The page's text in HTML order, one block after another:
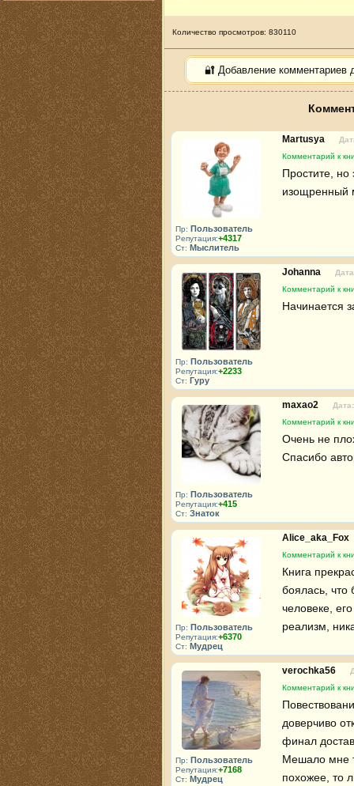
Количество просмотров: 830110
🔐 Добавление комментариев
Пр: Пользователь
Репутация:+4317
Ст: Мыслитель
Martusya
Комментарий к
Простите, но
изощренный
Пр: Пользователь
Репутация:+2233
Ст: Гуру
Johanna
Комментарий к
Начинается
Пр: Пользователь
Репутация:+415
Ст: Знаток
maxao2
Комментарий к
Очень не
Спасибо
Пр: Пользователь
Репутация:+6370
Ст: Мудрец
Alice_aka_Fox
Комментарий к
Книга
боялась, что
человеке,
реализм,
Пр: Пользователь
Репутация:+7168
Ст: Мудрец
verochka56
Комментарий к
доверчиво
финал
Мешало мне
похожее, то